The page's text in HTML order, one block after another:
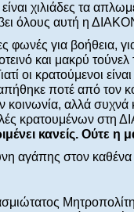
χιλιάδες τα
όλους αυτή η
φωνές για βοήθεια,
και μακρύ
οι κρατούμενοι
ποτέ από τον
κοινωνία, αλλά συχνά
κρατουμένων στη
κανείς. Ούτε η
αγάπης στον